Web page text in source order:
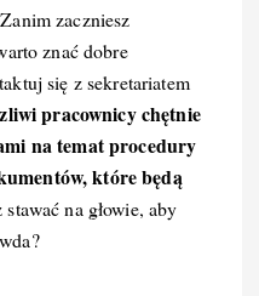
zaczniesz
znać dobre
się z sekretariatem
pracownicy chętnie
na temat procedury
które będą
na głowie, aby